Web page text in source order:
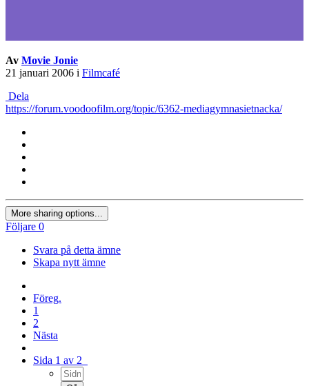
Av Movie Jonie
21 januari 2006 i Filmcafé
Dela
https://forum.voodoofilm.org/topic/6362-mediagymnasietnacka/
More sharing options...
Följare 0
Svara på detta ämne
Skapa nytt ämne
Föreg.
1
2
Nästa
Sida 1 av 2